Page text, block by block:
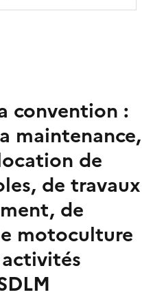
convention :
maintenance,
de
de travaux
de
motoculture